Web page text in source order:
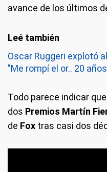
avance de los últimos
Oscar Ruggeri explotó
"Me rompí el or.. 20
Todo parece indicar que
dos Premios Martín
de Fox tras casi dos